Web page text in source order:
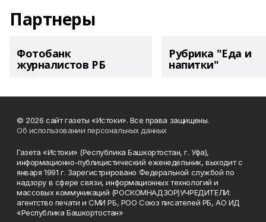
Партнеры
Фотобанк
журналистов РБ
Рубрика "Еда и
напитки"
© 2026 сайт газеты «Истоки». Все права защищены.
Об использовании персональных данных
Газета «Истоки» (Республика Башкортостан, г. Уфа),
информационно-публицистический еженедельник, выходит с
января 1991 г. Зарегистрировано Федеральной службой по
надзору в сфере связи, информационных технологий и
массовых коммуникаций (РОСКОМНАДЗОР)УЧРЕДИТЕЛИ:
агентство печати и СМИ РБ, РОО Союз писателей РБ, АО ИД
«Республика Башкортостан»